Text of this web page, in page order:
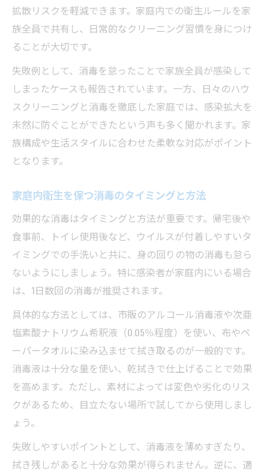
拡散リスクを軽減できます。家庭内での衛生ルールを家
族全員で共有し、日常的なクリーニング習慣を身につけ
ることが大切です。
失敗例として、消毒を怠ったことで家族全員が感染して
しまったケースも報告されています。一方、日々のハウ
スクリーニングと消毒を徹底した家庭では、感染拡大を
未然に防ぐことができたという声も多く聞かれます。家
族構成や生活スタイルに合わせた柔軟な対応がポイント
となります。
家庭内衛生を保つ消毒のタイミングと方法
効果的な消毒はタイミングと方法が重要です。帰宅後や
食事前、トイレ使用後など、ウイルスが付着しやすいタ
イミングでの手洗いと共に、身の回りの物の消毒も怠ら
ないようにしましょう。特に感染者が家庭内にいる場合
は、1日数回の消毒が推奨されます。
具体的な方法としては、市販のアルコール消毒液や次亜
塩素酸ナトリウム希釈液（0.05％程度）を使い、布やペ
ーパータオルに染み込ませて拭き取るのが一般的です。
消毒液は十分な量を使い、乾拭きで仕上げることで効果
を高めます。ただし、素材によっては変色や劣化のリス
クがあるため、目立たない場所で試してから使用しまし
ょう。
失敗しやすいポイントとして、消毒液を薄めすぎたり、
拭き残しがあると十分な効果が得られません。逆に、適